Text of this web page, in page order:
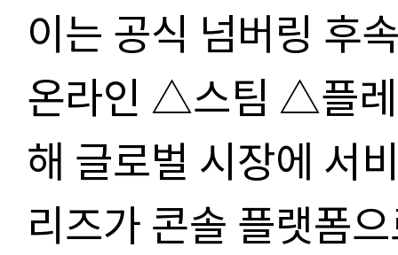
이는 공식 넘버링 후
온라인 △스팀 △플레
해 글로벌 시장에 서
리즈가 콘솔 플랫폼